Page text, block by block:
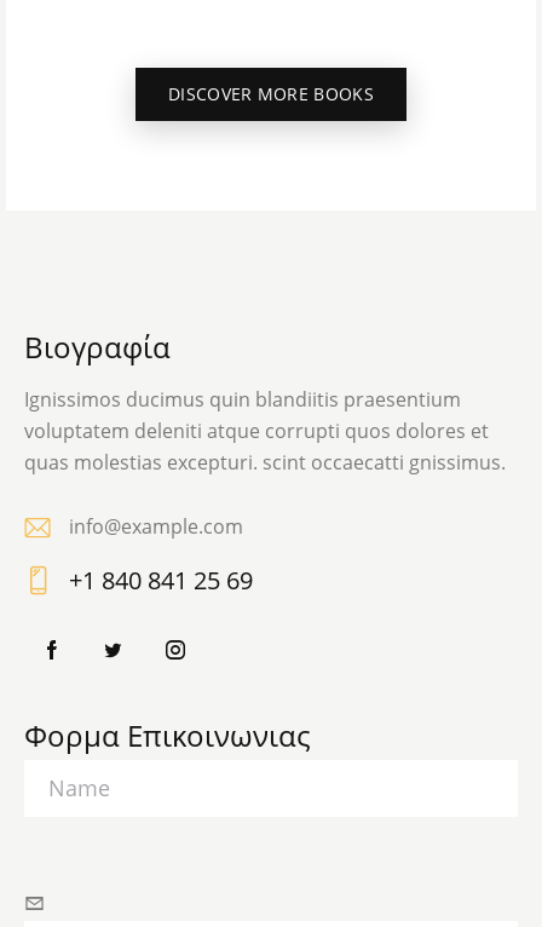
DISCOVER MORE BOOKS
Βιογραφία
Ignissimos ducimus quin blandiitis praesentium
voluptatem deleniti atque corrupti quos dolores et
quas molestias excepturi. scint occaecatti gnissimus.
E-
m
ail
info@example.com
on
+1 840 841 25 69
Φορμα Επικοινωνιας